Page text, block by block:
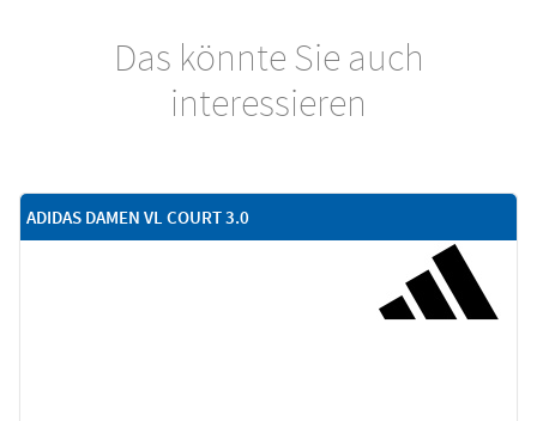
Das könnte Sie auch
interessieren
ADIDAS DAMEN VL COURT 3.0